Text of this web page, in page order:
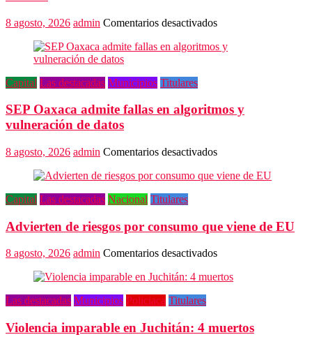
8 agosto, 2026 admin Comentarios desactivadosen
director
en
del
Capital Las destacadas Municipios Titulares
SEP Oaxaca admite fallas en algoritmos y
vulneración de datos
8 agosto, 2026 admin Comentarios desactivadosen
Oaxaca
algoritmos
vulneración
datos
Capital Las destacadas Nacional Titulares
Advierten de riesgos por consumo que viene de EU
8 agosto, 2026 admin Comentarios desactivadosen
de
que
Las destacadas Municipios Policiaca Titulares
Violencia imparable en Juchitán: 4 muertos